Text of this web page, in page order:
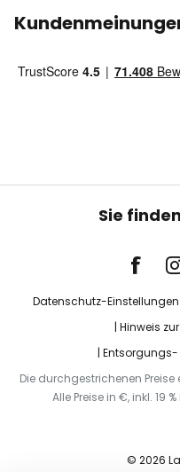
Sie
Datenschutz-Einstellungen
Hinweis
Die durchgestrichenen Preise
Alle Preise in €, inkl. 19
© 2026